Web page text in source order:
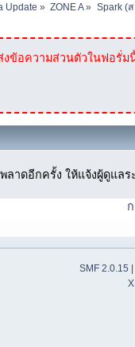
Update » ZONE A» Spark (
ข้อความส่วนตัวในฟอรั่ม
ลาดอีกครั้ง ให้แจ้งผู้ดูแลร
SMF 2.0.15